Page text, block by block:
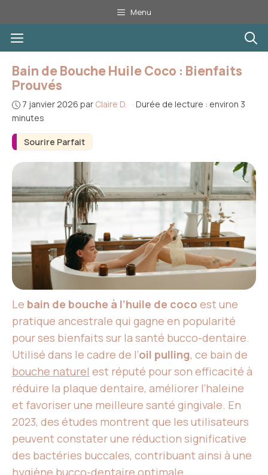
au
contenu
Menu
Menu
Sourire Parfait
Bain de Bouche Huile Coco : Bienfaits
Prouvés
7 janvier 2026 par Claire D. · Durée de lecture : environ 3
minutes
Le bain de bouche à l’huile de coco est une
pratique ancestrale qui gagne en popularité
pour ses bienfaits sur la santé bucco-dentaire.
Utilisé dans le cadre de l’oil pulling, ce bain de
bouche naturel est réputé pour son efficacité à
réduire la plaque dentaire, améliorer l’haleine
et favoriser une meilleure santé gingivale. En
2023, des études montrent que les utilisateurs
peuvent constater une réduction significative
des bactéries buccales, contribuant ainsi à une
hygiène bucco-dentaire optimale.